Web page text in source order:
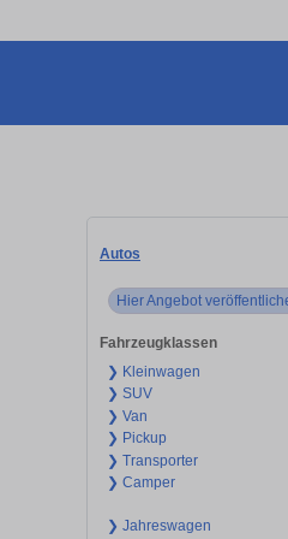
Autos
Hier Angebot
Fahrzeugklassen
❯ Kleinwagen
❯ SUV
❯ Van
❯ Pickup
❯ Transporter
❯ Camper
❯ Jahreswagen